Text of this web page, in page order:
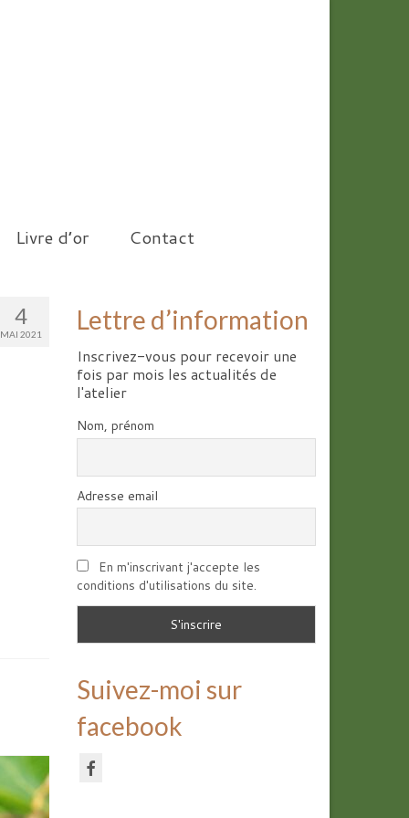
Livre d’or Contact
4
MAI 2021 Lettre d’information
Inscrivez-vous pour recevoir une
fois par mois les actualités de
l'atelier
Nom, prénom
Adresse email
En m'inscrivant j'accepte les
conditions d'utilisations du site.
Suivez-moi sur
facebook